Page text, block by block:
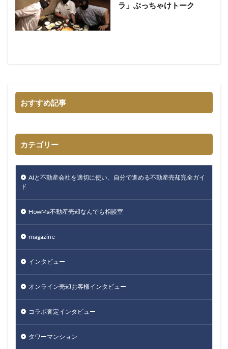
ラ」ぶっちゃけトーク
おすすめ記事
カテゴリー
AIと不動産会社を適切に使い、自分で進める不動産売却完全ガイ
ド
HowMa不動産売却なんでも相談室
magazine
インタビュー
オンライン売却お客様インタビュー
コラボ査定インタビュー
タワーマンション